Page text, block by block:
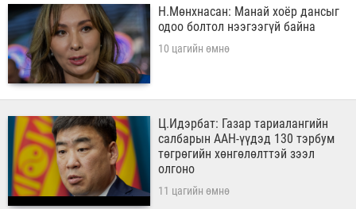
Н.Мөнхнасан: Манай хоёр дансыг
одоо болтол нээгээгүй байна
10 цагийн өмнө
Ц.Идэрбат: Газар тариалангийн
салбарын ААН-үүдэд 130 тэрбум
төгрөгийн хөнгөлөлттэй зээл
олгоно
11 цагийн өмнө